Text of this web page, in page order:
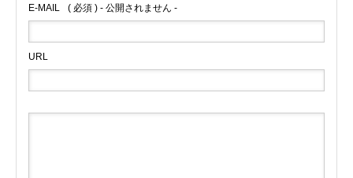
E-MAIL ( 必須 ) - 公開されません -
URL